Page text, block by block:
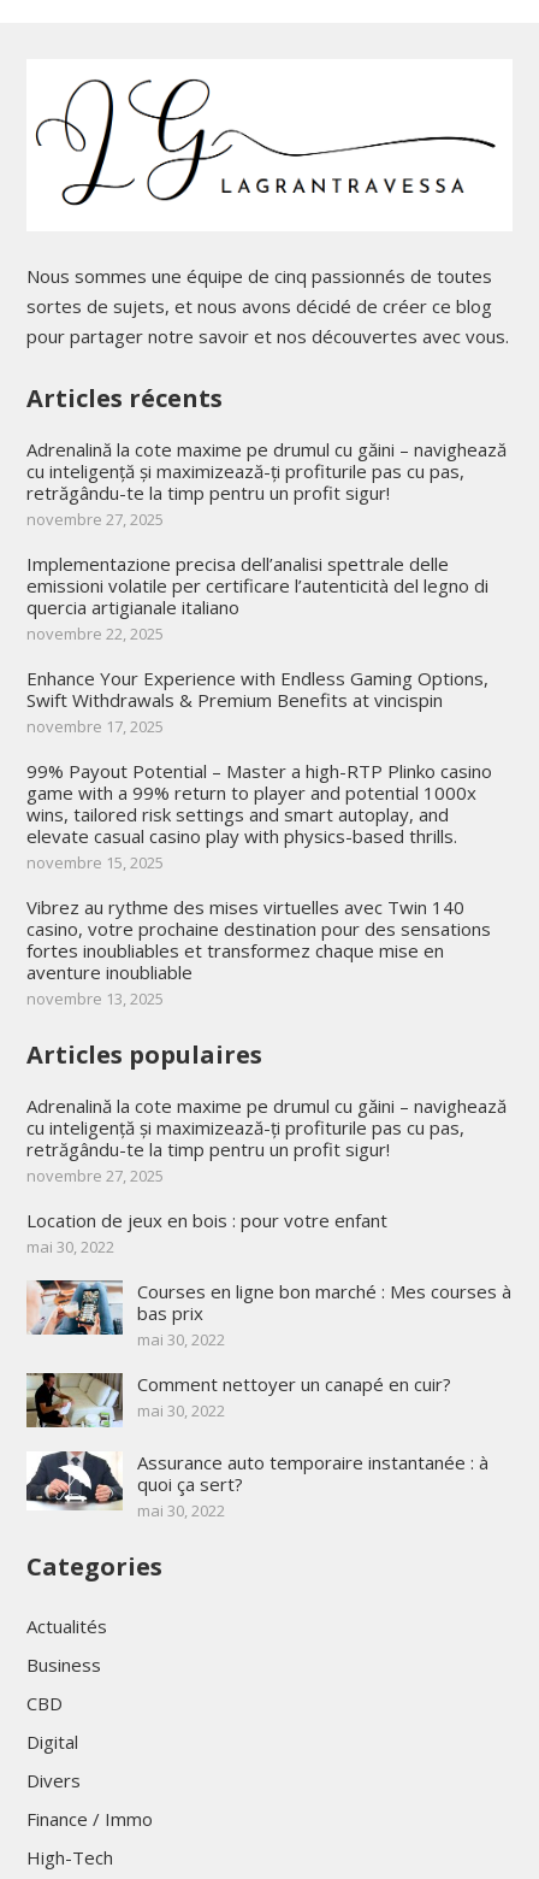
Nous sommes une équipe de cinq passionnés de toutes
sortes de sujets, et nous avons décidé de créer ce blog
pour partager notre savoir et nos découvertes avec vous.
Articles récents
Adrenalină la cote maxime pe drumul cu găini – navighează
cu inteligență și maximizează-ți profiturile pas cu pas,
retrăgându-te la timp pentru un profit sigur!
novembre 27, 2025
Implementazione precisa dell’analisi spettrale delle
emissioni volatile per certificare l’autenticità del legno di
quercia artigianale italiano
novembre 22, 2025
Enhance Your Experience with Endless Gaming Options,
Swift Withdrawals & Premium Benefits at vincispin
novembre 17, 2025
99% Payout Potential – Master a high-RTP Plinko casino
game with a 99% return to player and potential 1000x
wins, tailored risk settings and smart autoplay, and
elevate casual casino play with physics-based thrills.
novembre 15, 2025
Vibrez au rythme des mises virtuelles avec Twin 140
casino, votre prochaine destination pour des sensations
fortes inoubliables et transformez chaque mise en
aventure inoubliable
novembre 13, 2025
Articles populaires
Adrenalină la cote maxime pe drumul cu găini – navighează
cu inteligență și maximizează-ți profiturile pas cu pas,
retrăgându-te la timp pentru un profit sigur!
novembre 27, 2025
Location de jeux en bois : pour votre enfant
mai 30, 2022
Courses en ligne bon marché : Mes courses à
bas prix
mai 30, 2022
Comment nettoyer un canapé en cuir?
mai 30, 2022
Assurance auto temporaire instantanée : à
quoi ça sert?
mai 30, 2022
Categories
Actualités
Business
CBD
Digital
Divers
Finance / Immo
High-Tech